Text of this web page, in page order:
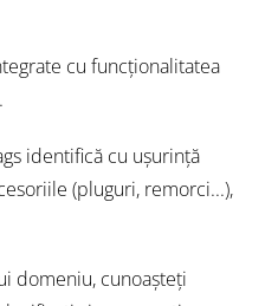
cu funcționalitatea
identifică cu ușurință
(pluguri, remorci...),
domeniu, cunoașteți